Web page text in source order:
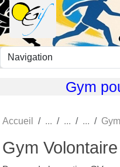
Gym
Accueil
Gym Volontaire
Panneau de gestion des